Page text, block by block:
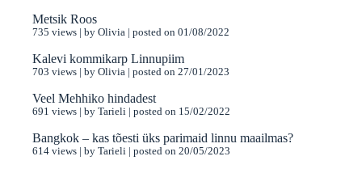
Metsik Roos
735 views by Olivia posted on 01/08/2022
Kalevi kommikarp Linnupiim
703 views by Olivia posted on 27/01/2023
Veel Mehhiko hindadest
691 views by Tarieli posted on 15/02/2022
Bangkok – kas tõesti üks parimaid linnu maailmas?
614 views by Tarieli posted on 20/05/2023